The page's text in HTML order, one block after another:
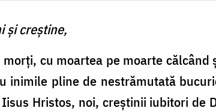
și creștine,
cu moartea pe moarte călcând
inimile pline de nestrămutată
Hristos, noi, creștinii iubitori de